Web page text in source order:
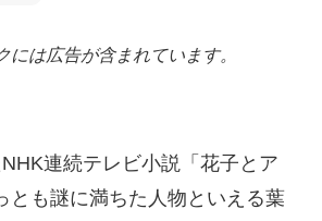
は広告が含まれています。
連続テレビ小説「花子とア
とも謎に満ちた人物といえる葉